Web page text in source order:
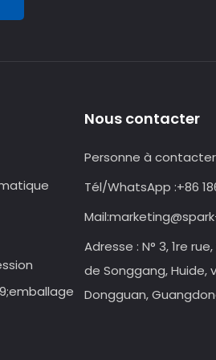
Nous contacter
Personne à
Tél/WhatsApp :+86
Mail:
Adresse : N° 3, 1re
de Songgang, Huide,
Dongguan,